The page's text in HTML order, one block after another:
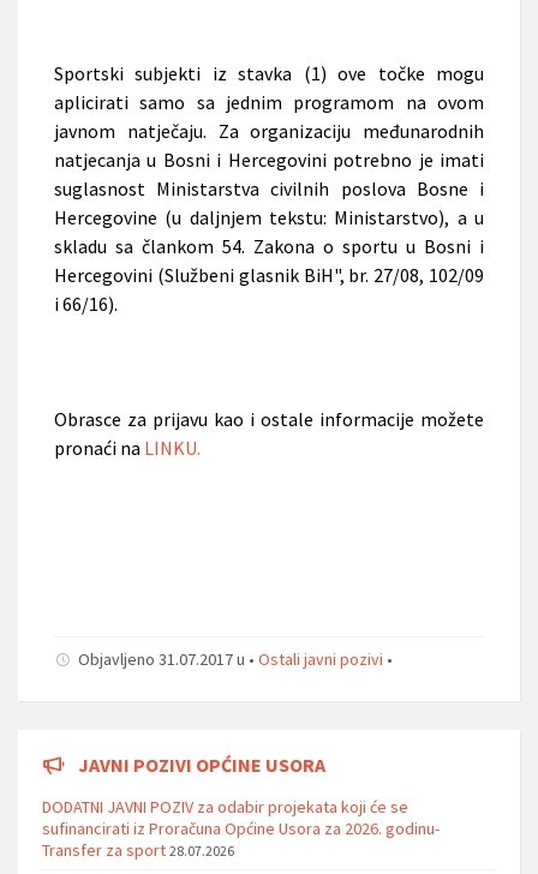
Sportski subjekti iz stavka (1) ove točke mogu
aplicirati samo sa jednim programom na ovom
javnom natječaju. Za organizaciju međunarodnih
natjecanja u Bosni i Hercegovini potrebno je imati
suglasnost Ministarstva civilnih poslova Bosne i
Hercegovine (u daljnjem tekstu: Ministarstvo), a u
skladu sa člankom 54. Zakona o sportu u Bosni i
Hercegovini (Službeni glasnik BiH", br. 27/08, 102/09
i 66/16).
Obrasce za prijavu kao i ostale informacije možete
pronaći na LINKU.
Objavljeno 31.07.2017 u • Ostali javni pozivi •
JAVNI POZIVI OPĆINE USORA
DODATNI JAVNI POZIV za odabir projekata koji će se
sufinancirati iz Proračuna Općine Usora za 2026. godinu-
Transfer za sport 28.07.2026